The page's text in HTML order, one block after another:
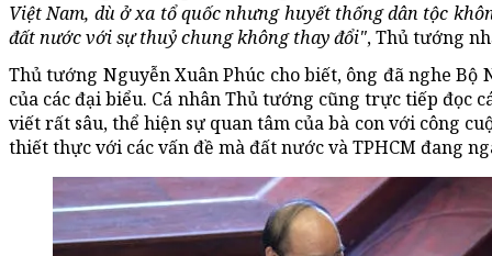
Việt Nam, dù ở xa tổ quốc nhưng huyết thống dân tộc
đất nước với sự thuỷ chung không thay đổi", Thủ tướng
Thủ tướng Nguyễn Xuân Phúc cho biết, ông đã nghe Bộ
của các đại biểu. Cá nhân Thủ tướng cũng trực tiếp đọc
viết rất sâu, thể hiện sự quan tâm của bà con với công
thiết thực với các vấn đề mà đất nước và TPHCM đang